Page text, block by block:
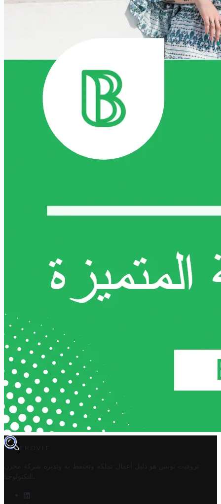
TROVIT
تروفيت تونس هو دليل أعمال تملكه وتحتفظ به وتديره
شركة مخزن
التكنولوجيا